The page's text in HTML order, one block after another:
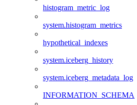
histogram_metric_log
system.histogram_metrics
hypothetical_indexes
system.iceberg_history
system.iceberg_metadata_log
INFORMATION_SCHEMA